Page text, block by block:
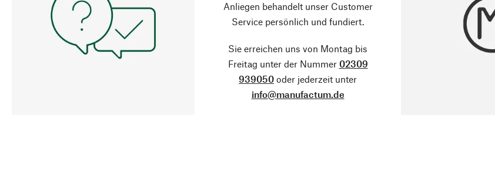
Anliegen behandelt unser Customer
Service persönlich und fundiert.
Sie erreichen uns von Montag bis
Freitag unter der Nummer 02309
939050 oder jederzeit unter
info@manufactum.de